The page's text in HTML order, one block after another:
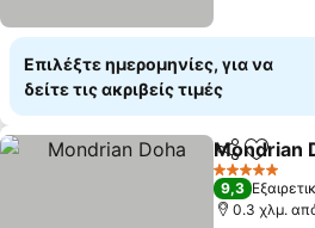
Επιλέξτε ημερομηνίες, για να
δείτε τις ακριβείς τιμές
Mondrian
5 Αστέρια
9,3
0.3 χλμ.